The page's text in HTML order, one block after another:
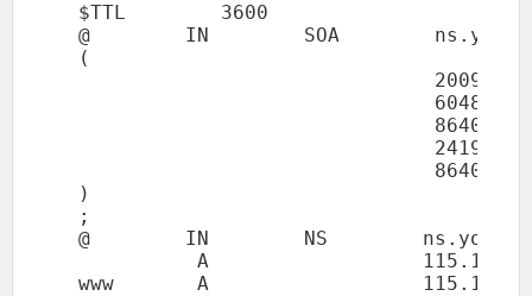
  $TTL        3600
@        IN        SOA
  (
604800
86400
2419200
86400
  )
  ;
@        IN        NS
A
www       A